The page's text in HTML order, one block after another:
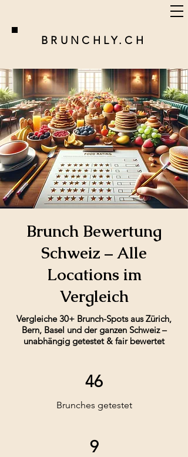
BRUNCHLY.CH
Brunch Bewertung
Schweiz – Alle
Locations im
Vergleich
Vergleiche 30+ Brunch-Spots aus Zürich,
Bern, Basel und der ganzen Schweiz –
unabhängig getestet & fair bewertet
46
Brunches getestet
9